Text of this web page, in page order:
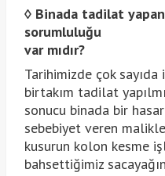
◊ Binada tadilat
sorumluluğu
var mıdır?
Tarihimizde çok
birtakım tadilat
sonucu binada bir
sebebiyet veren
kusurun kolon kesme
bahsettiğimiz